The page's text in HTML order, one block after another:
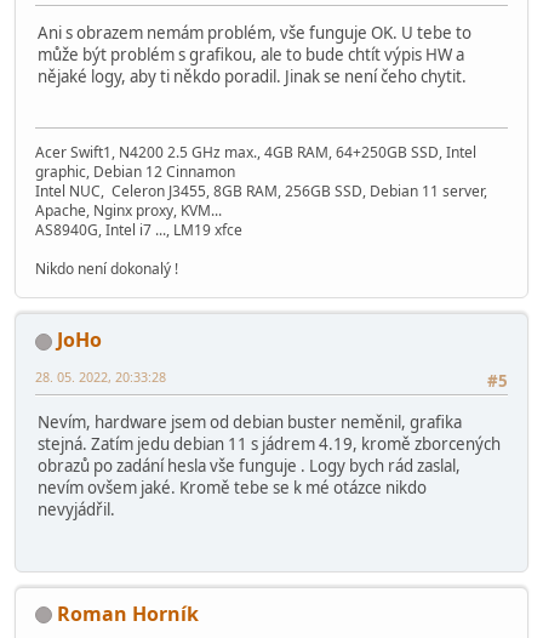
Ani s obrazem nemám problém, vše funguje OK. U tebe to
může být problém s grafikou, ale to bude chtít výpis HW a
nějaké logy, aby ti někdo poradil. Jinak se není čeho chytit.
Acer Swift1, N4200 2.5 GHz max., 4GB RAM, 64+250GB SSD, Intel
graphic, Debian 12 Cinnamon
Intel NUC, Celeron J3455, 8GB RAM, 256GB SSD, Debian 11 server,
Apache, Nginx proxy, KVM...
AS8940G, Intel i7 ..., LM19 xfce
Nikdo není dokonalý !
JoHo
#5
28. 05. 2022, 20:33:28
Nevím, hardware jsem od debian buster neměnil, grafika
stejná. Zatím jedu debian 11 s jádrem 4.19, kromě zborcených
obrazů po zadání hesla vše funguje . Logy bych rád zaslal,
nevím ovšem jaké. Kromě tebe se k mé otázce nikdo
nevyjádřil.
Roman Horník